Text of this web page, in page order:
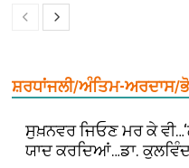
ਸ਼ਰਧਾਂਜਲੀ/ਅੰਤਿਮ-ਅਰਦਾਸ/
ਸੁਖ਼ਨਵਰ ਜਿਓਣ ਮਰ ਕੇ
ਯਾਦ ਕਰਦਿਆਂ…ਡਾ.